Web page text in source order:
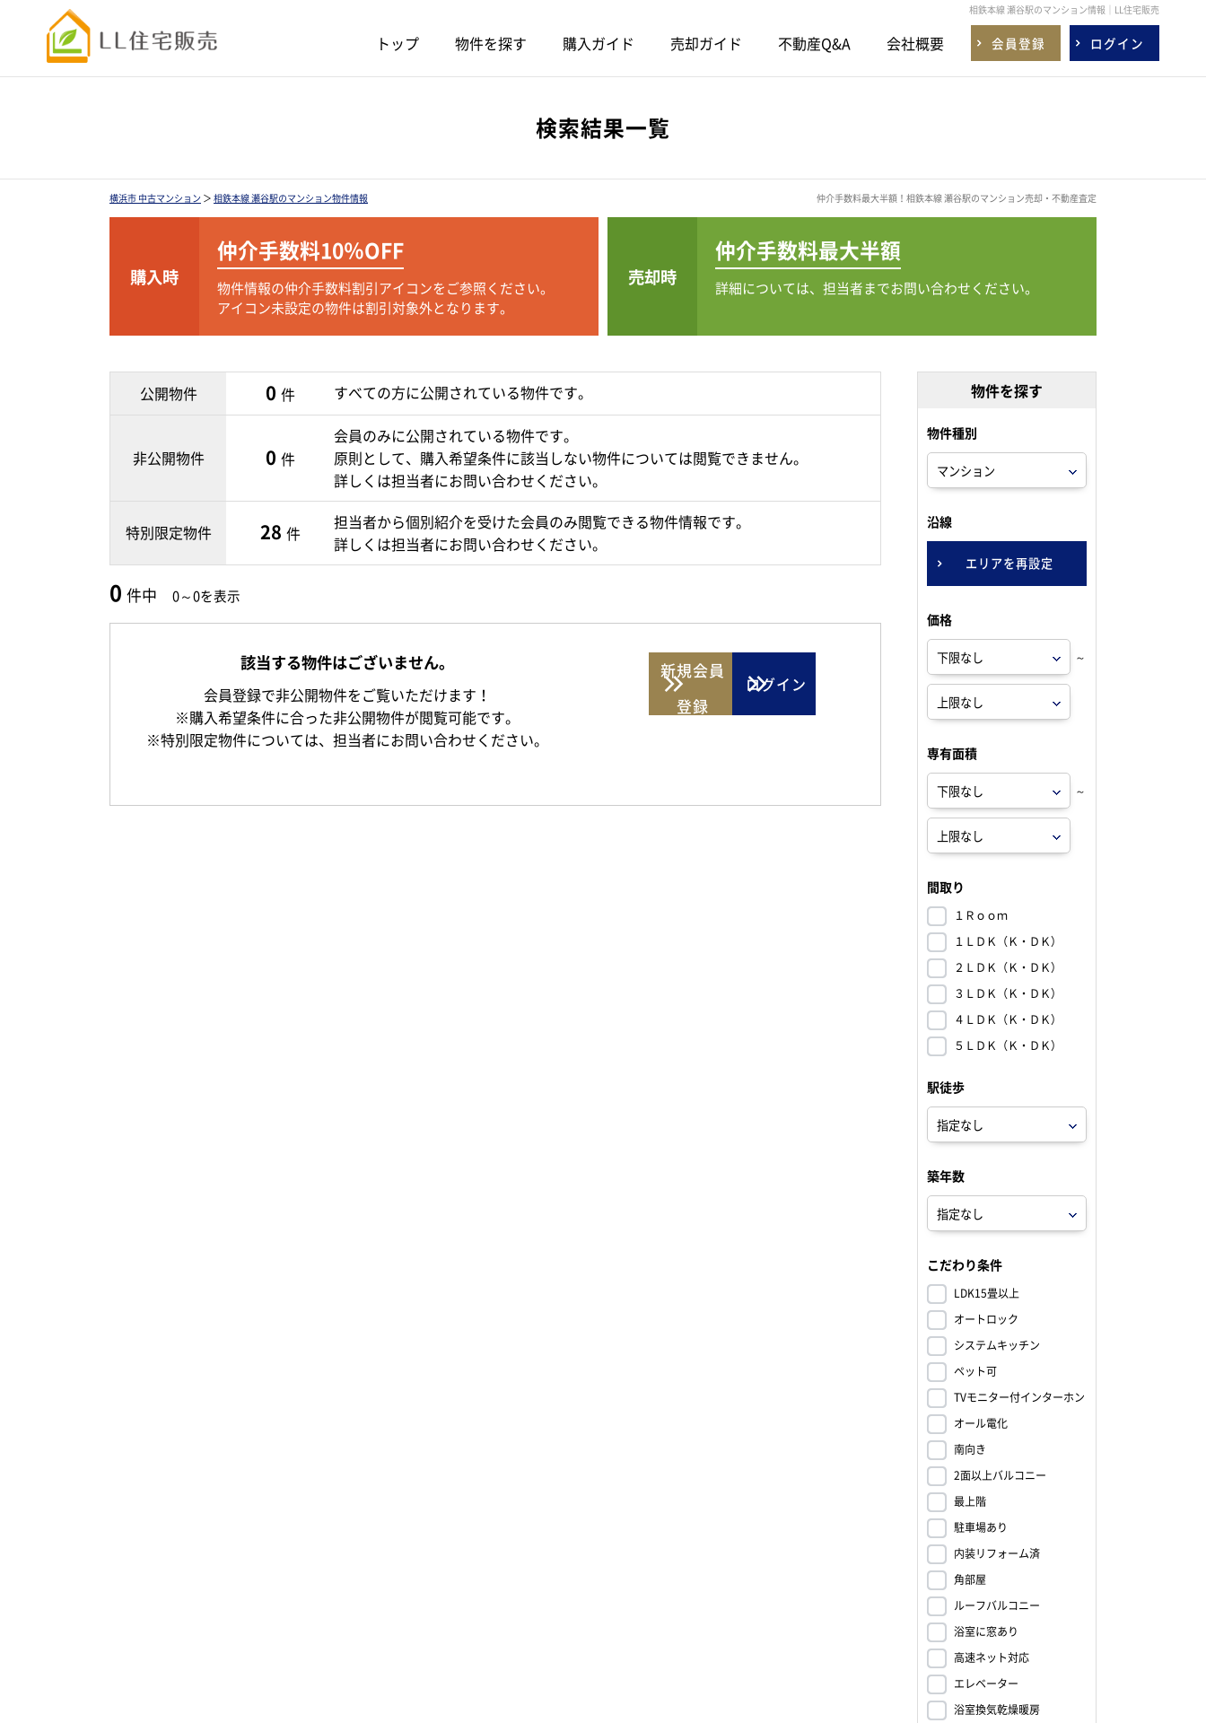
相鉄本線 瀬谷駅のマンション情報｜LL住宅販売
トップ 物件を探す 購入ガイド 売却ガイド 不動産Q&A 会社概要 会員登録 ログイン
検索結果一覧
横浜市 中古マンション ＞ 相鉄本線 瀬谷駅のマンション物件情報 仲介手数料最大半額！相鉄本線 瀬谷駅のマンション売却・不動産査定
購入時
仲介手数料10％OFF
物件情報の仲介手数料割引アイコンをご参照ください。
アイコン未設定の物件は割引対象外となります。
売却時
仲介手数料最大半額
詳細については、担当者までお問い合わせください。
公開物件 0 件 すべての方に公開されている物件です。
非公開物件 0 件
会員のみに公開されている物件です。
原則として、購入希望条件に該当しない物件については閲覧できません。
詳しくは担当者にお問い合わせください。
特別限定物件 28 件
担当者から個別紹介を受けた会員のみ閲覧できる物件情報です。
詳しくは担当者にお問い合わせください。
0 件中 0～0を表示
該当する物件はございません。
会員登録で非公開物件をご覧いただけます！
※購入希望条件に合った非公開物件が閲覧可能です。
※特別限定物件については、担当者にお問い合わせください。
新規会員
登録
ログイン
物件を探す
物件種別
沿線
エリアを再設定
価格
～
専有面積
～
間取り
１Ｒｏｏｍ
１ＬＤＫ（Ｋ・ＤＫ）
２ＬＤＫ（Ｋ・ＤＫ）
３ＬＤＫ（Ｋ・ＤＫ）
４ＬＤＫ（Ｋ・ＤＫ）
５ＬＤＫ（Ｋ・ＤＫ）
駅徒歩
築年数
こだわり条件
LDK15畳以上
オートロック
システムキッチン
ペット可
TVモニター付インターホン
オール電化
南向き
2面以上バルコニー
最上階
駐車場あり
内装リフォーム済
角部屋
ルーフバルコニー
浴室に窓あり
高速ネット対応
エレベーター
浴室換気乾燥暖房